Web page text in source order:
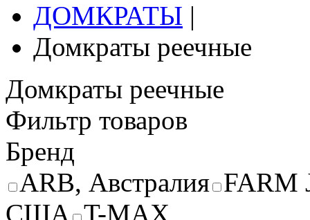
ДОМКРАТЫ |
Домкраты реечные
Домкраты реечные
Фильтр товаров
Бренд
ARB, Австралия FARM
США T-MAX